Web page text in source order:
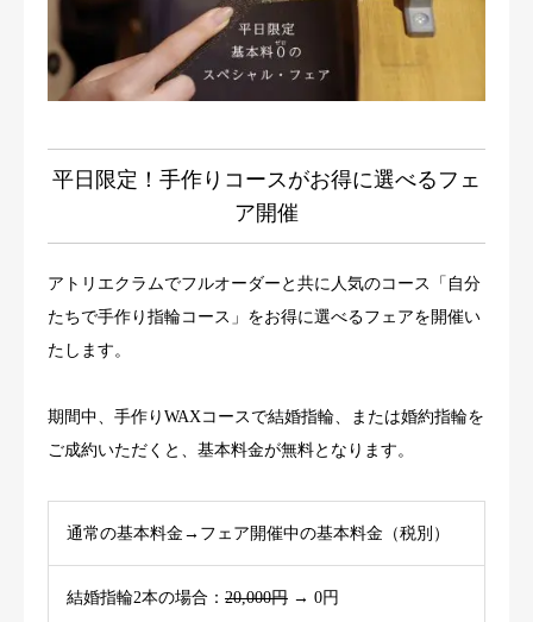
平日限定！手作りコースがお得に選べるフェ
ア開催
アトリエクラムでフルオーダーと共に人気のコース「自分
たちで手作り指輪コース」をお得に選べるフェアを開催い
たします。
期間中、手作りWAXコースで結婚指輪、または婚約指輪を
ご成約いただくと、基本料金が無料となります。
通常の基本料金→フェア開催中の基本料金（税別）
結婚指輪2本の場合： 20,000円 → 0円
ジュエリー
CraMについて
来店予約